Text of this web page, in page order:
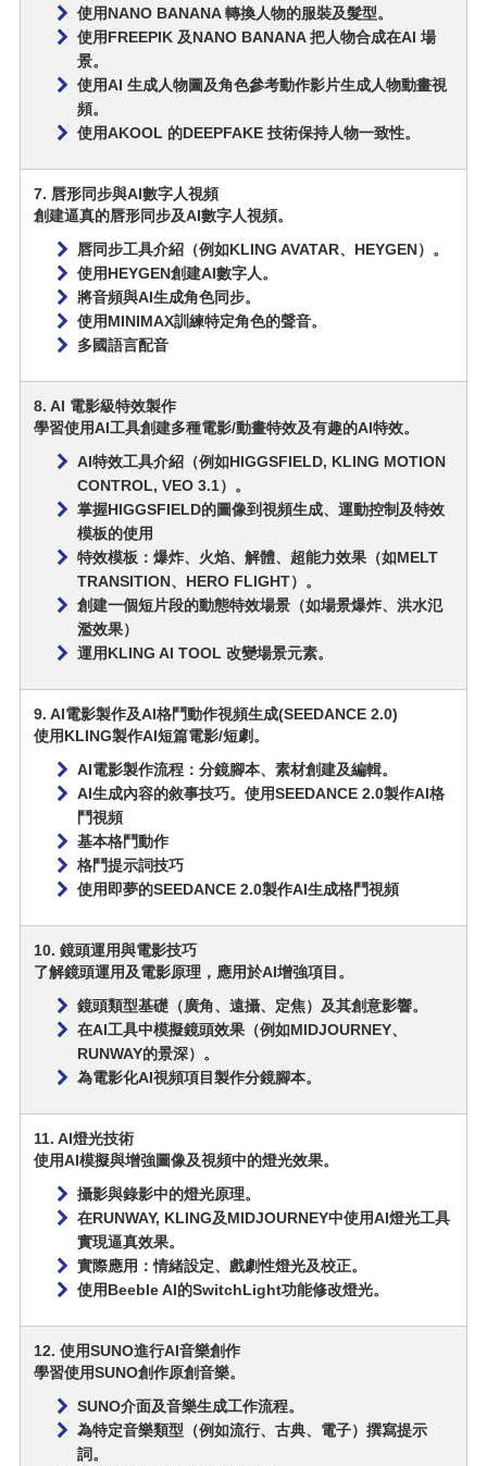
使用NANO BANANA 轉換人物的服裝及髮型。
使用FREEPIK 及NANO BANANA 把人物合成在AI 場
景。
使用AI 生成人物圖及角色參考動作影片生成人物動畫視
頻。
使用AKOOL 的DEEPFAKE 技術保持人物一致性。
7. 唇形同步與AI數字人視頻
創建逼真的唇形同步及AI數字人視頻。
唇同步工具介紹（例如KLING AVATAR、HEYGEN）。
使用HEYGEN創建AI數字人。
將音頻與AI生成角色同步。
使用MINIMAX訓練特定角色的聲音。
多國語言配音
8. AI 電影級特效製作
學習使用AI工具創建多種電影/動畫特效及有趣的AI特效。
AI特效工具介紹（例如HIGGSFIELD, KLING MOTION
CONTROL, VEO 3.1）。
掌握HIGGSFIELD的圖像到視頻生成、運動控制及特效
模板的使用
特效模板：爆炸、火焰、解體、超能力效果（如MELT
TRANSITION、HERO FLIGHT）。
創建一個短片段的動態特效場景（如場景爆炸、洪水氾
濫效果）
運用KLING AI TOOL 改變場景元素。
9. AI電影製作及AI格鬥動作視頻生成(SEEDANCE 2.0)
使用KLING製作AI短篇電影/短劇。
AI電影製作流程：分鏡腳本、素材創建及編輯。
AI生成內容的敘事技巧。使用SEEDANCE 2.0製作AI格
鬥視頻
基本格鬥動作
格鬥提示詞技巧
使用即夢的SEEDANCE 2.0製作AI生成格鬥視頻
10. 鏡頭運用與電影技巧
了解鏡頭運用及電影原理，應用於AI增強項目。
鏡頭類型基礎（廣角、遠攝、定焦）及其創意影響。
在AI工具中模擬鏡頭效果（例如MIDJOURNEY、
RUNWAY的景深）。
為電影化AI視頻項目製作分鏡腳本。
11. AI燈光技術
使用AI模擬與增強圖像及視頻中的燈光效果。
攝影與錄影中的燈光原理。
在RUNWAY, KLING及MIDJOURNEY中使用AI燈光工具
實現逼真效果。
實際應用：情緒設定、戲劇性燈光及校正。
使用Beeble AI的SwitchLight功能修改燈光。
12. 使用SUNO進行AI音樂創作
學習使用SUNO創作原創音樂。
SUNO介面及音樂生成工作流程。
為特定音樂類型（例如流行、古典、電子）撰寫提示
詞。